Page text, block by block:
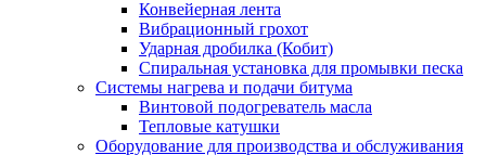
Конвейерная лента
Вибрационный грохот
Ударная дробилка (Кобит)
Спиральная установка для промывки песка
Системы нагрева и подачи битума
Винтовой подогреватель масла
Тепловые катушки
Оборудование для производства и обслуживания